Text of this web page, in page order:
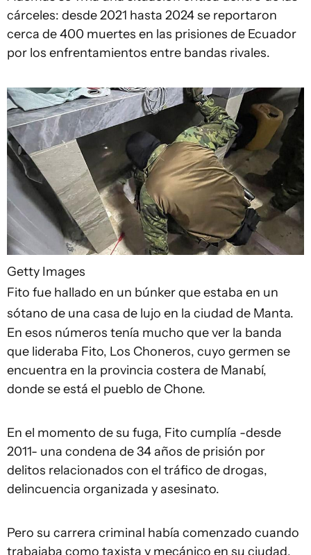
cárceles: desde 2021 hasta 2024 se reportaron
cerca de 400 muertes en las prisiones de Ecuador
por los enfrentamientos entre bandas rivales.
Getty Images
Fito fue hallado en un búnker que estaba en un
sótano de una casa de lujo en la ciudad de Manta.
En esos números tenía mucho que ver la banda
que lideraba Fito, Los Choneros, cuyo germen se
encuentra en la provincia costera de Manabí,
donde se está el pueblo de Chone.
En el momento de su fuga, Fito cumplía -desde
2011- una condena de 34 años de prisión por
delitos relacionados con el tráfico de drogas,
delincuencia organizada y asesinato.
Pero su carrera criminal había comenzado cuando
trabajaba como taxista y mecánico en su ciudad,